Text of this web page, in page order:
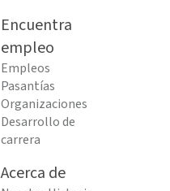
Encuentra
empleo
Empleos
Pasantías
Organizaciones
Desarrollo de
carrera
Acerca de